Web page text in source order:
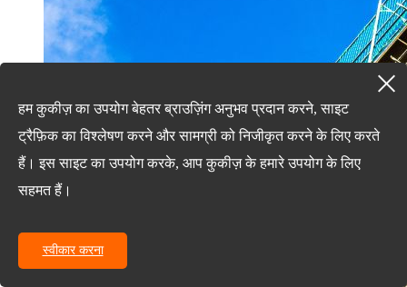
हम कुकीज़ का उपयोग बेहतर ब्राउज़िंग अनुभव प्रदान करने, साइट
ट्रैफ़िक का विश्लेषण करने और सामग्री को निजीकृत करने के लिए करते
हैं। इस साइट का उपयोग करके, आप कुकीज़ के हमारे उपयोग के लिए
सहमत हैं।
स्वीकार करना